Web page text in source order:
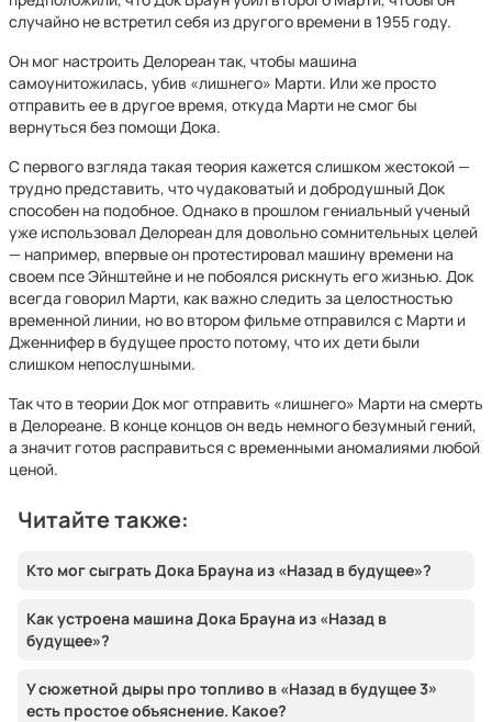
случайно не встретил себя из другого времени в 1955 году.
Он мог настроить Делореан так, чтобы машина
самоунитожилась, убив «лишнего» Марти. Или же просто
отправить ее в другое время, откуда Марти не смог бы
вернуться без помощи Дока.
С первого взгляда такая теория кажется слишком жестокой —
трудно представить, что чудаковатый и добродушный Док
способен на подобное. Однако в прошлом гениальный ученый
уже использовал Делореан для довольно сомнительных целей
— например, впервые он протестировал машину времени на
своем псе Эйнштейне и не побоялся рискнуть его жизнью. Док
всегда говорил Марти, как важно следить за целостностью
временной линии, но во втором фильме отправился с Марти и
Дженнифер в будущее просто потому, что их дети были
слишком непослушными.
Так что в теории Док мог отправить «лишнего» Марти на смерть
в Делореане. В конце концов он ведь немного безумный гений,
а значит готов расправиться с временными аномалиями любой
ценой.
Читайте также:
Кто мог сыграть Дока Брауна из «Назад в будущее»?
Как устроена машина Дока Брауна из «Назад в
будущее»?
У сюжетной дыры про топливо в «Назад в будущее 3»
есть простое объяснение. Какое?